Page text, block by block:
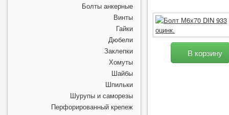
Болты анкерные
Винты
Гайки
Дюбели
Заклепки
Хомуты
Шайбы
Шпильки
Шурупы и саморезы
Перфорированный крепеж
В корзину